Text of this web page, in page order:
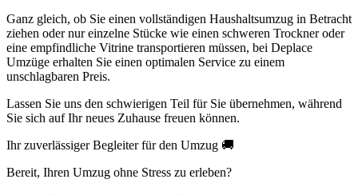
Ganz gleich, ob Sie einen vollständigen Haushaltsumzug in Betracht
ziehen oder nur einzelne Stücke wie einen schweren Trockner oder
eine empfindliche Vitrine transportieren müssen, bei Deplace
Umzüge erhalten Sie einen optimalen Service zu einem
unschlagbaren Preis.
Lassen Sie uns den schwierigen Teil für Sie übernehmen, während
Sie sich auf Ihr neues Zuhause freuen können.
Ihr zuverlässiger Begleiter für den Umzug 🚚
Bereit, Ihren Umzug ohne Stress zu erleben?